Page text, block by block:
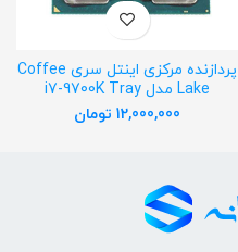
پردازنده مرکزی اینتل سری Coffee
Lake مدل i7-9700K Tray
12,000,000 تومان